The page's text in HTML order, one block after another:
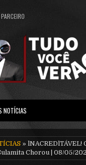
NOTÍCIAS
»
Chorou | 08/05/